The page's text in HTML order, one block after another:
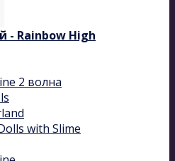
- Rainbow High
2 волна
with Slime